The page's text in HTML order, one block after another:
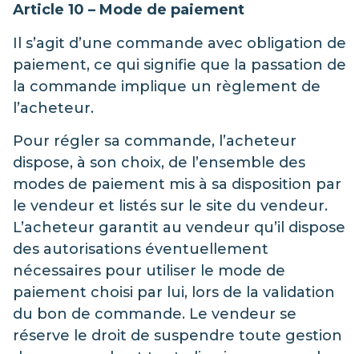
Article 10 – Mode de paiement
Il s’agit d’une commande avec obligation de
paiement, ce qui signifie que la passation de
la commande implique un règlement de
l’acheteur.
Pour régler sa commande, l’acheteur
dispose, à son choix, de l’ensemble des
modes de paiement mis à sa disposition par
le vendeur et listés sur le site du vendeur.
L’acheteur garantit au vendeur qu’il dispose
des autorisations éventuellement
nécessaires pour utiliser le mode de
paiement choisi par lui, lors de la validation
du bon de commande. Le vendeur se
réserve le droit de suspendre toute gestion